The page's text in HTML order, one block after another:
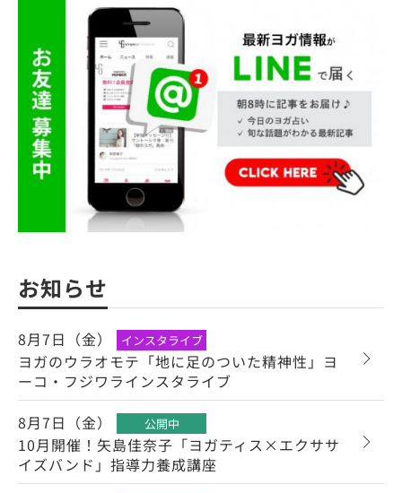
お知らせ
8月7日（金） インスタライブ
ヨガのウラオモテ「地に足のついた精神性」ヨ
ーコ・フジワラインスタライブ
8月7日（金）
公開中
10月開催！矢島佳奈子「ヨガティス×エクササ
イズバンド」指導力養成講座